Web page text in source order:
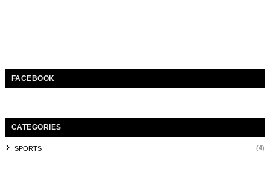
FACEBOOK
CATEGORIES
SPORTS (4)